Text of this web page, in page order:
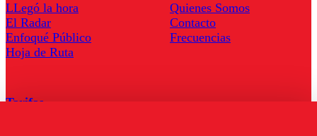
LLegó la hora
El Radar
Enfoqué Público
Hoja de Ruta
Quienes Somos
Contacto
Frecuencias
Tarifas